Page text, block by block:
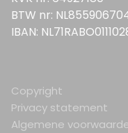
BTW nr:
IBAN:
Copyright
Privacy statement
Algemene